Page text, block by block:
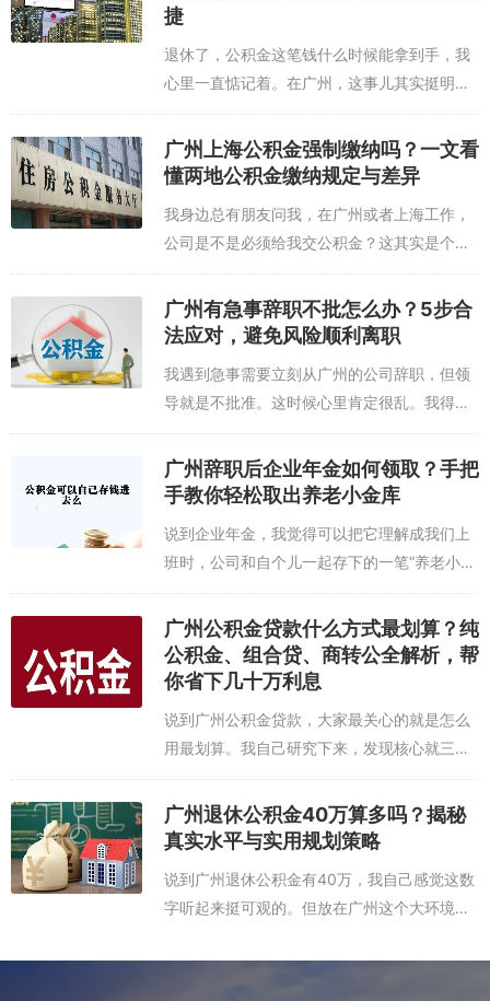
于...
捷
退休了，公积金这笔钱什么时候能拿到手，我
心里一直惦记着。在广州，这事儿其实挺明确
的。只要你正式办完了退休手续，拿到了退休
证或者相关证明，就可以去申请提取公积金
了。这个时间点很关键，它不是说你到了退休
广州上海公积金强制缴纳吗？一文看
懂两地公积金缴纳规定与差异
我身边总有朋友问我，在广州或者上海工作，
公司是不是必须给我交公积金？这其实是个挺
普遍的问题。从根子上说，公积金的缴纳可不
是公司想不想、愿不愿意的事儿，它是有国家
法律撑腰的。咱们国家有一部专门的《住房
广州有急事辞职不批怎么办？5步合
法应对，避免风险顺利离职
我遇到急事需要立刻从广州的公司辞职，但领
导就是不批准。这时候心里肯定很乱。我得先
冷静下来，把自己的处境和可能的风险想清
楚。急事分很多种，家里人生病、自己突发健
康状况，或者其它不可抗力的紧急情况。从情
广州辞职后企业年金如何领取？手把
手教你轻松取出养老小金库
说到企业年金，我觉得可以把它理解成我们上
班时，公司和自个儿一起存下的一笔“养老小金
库”。每个月，公司会从我的工资里扣一点，公
司再额外补贴一些，一起交到专门的托管机构
去投资。这笔钱完全属于我个人，就算我...
广州公积金贷款什么方式最划算？纯
公积金、组合贷、商转公全解析，帮
你省下几十万利息
说到广州公积金贷款，大家最关心的就是怎么
用最划算。我自己研究下来，发现核心就三种
方式：纯公积金贷款、组合贷款，还有商转
公。每种方式都有自己的脾气，适合不同情况
的人。 先聊聊纯公积金贷款。这绝对是利率
广州退休公积金40万算多吗？揭秘
真实水平与实用规划策略
说到广州退休公积金有40万，我自己感觉这数
字听起来挺可观的。但放在广州这个大环境
其他人的情况。我了解过，广州很多普通退休